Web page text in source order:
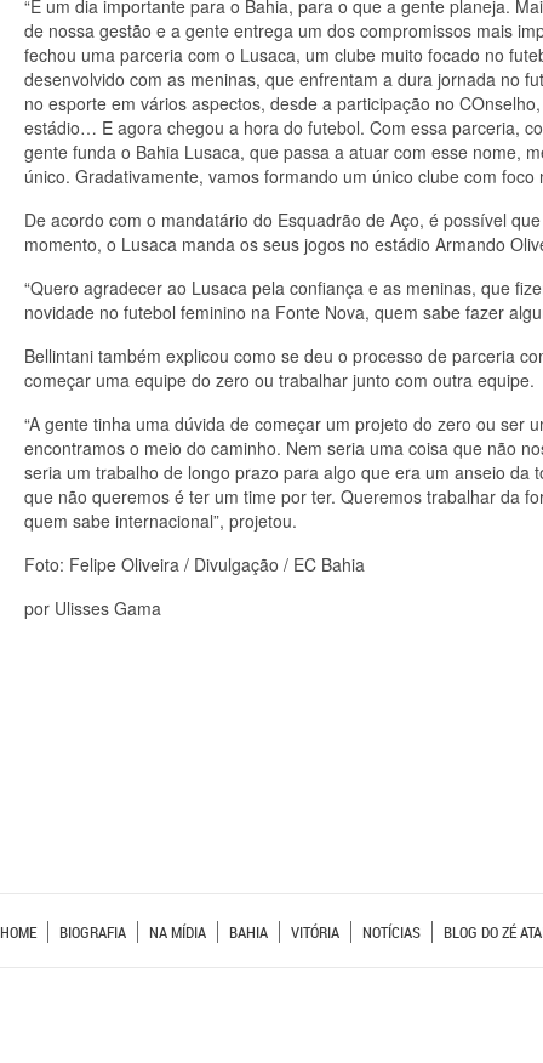
“É um dia importante para o Bahia, para o que a gente planeja.
de nossa gestão e a gente entrega um dos compromissos mais
fechou uma parceria com o Lusaca, um clube muito focado no
desenvolvido com as meninas, que enfrentam a dura jornada no
no esporte em vários aspectos, desde a participação no
estádio… E agora chegou a hora do futebol. Com essa parceria,
gente funda o Bahia Lusaca, que passa a atuar com esse nome,
único. Gradativamente, vamos formando um único clube com foco
De acordo com o mandatário do Esquadrão de Aço, é possível
momento, o Lusaca manda os seus jogos no estádio Armando
“Quero agradecer ao Lusaca pela confiança e as meninas, que
novidade no futebol feminino na Fonte Nova, quem sabe fazer
Bellintani também explicou como se deu o processo de parceria
começar uma equipe do zero ou trabalhar junto com outra equipe.
“A gente tinha uma dúvida de começar um projeto do zero ou ser
encontramos o meio do caminho. Nem seria uma coisa que não
seria um trabalho de longo prazo para algo que era um anseio
que não queremos é ter um time por ter. Queremos trabalhar da
quem sabe internacional”, projetou.
Foto: Felipe Oliveira / Divulgação / EC Bahia
por Ulisses Gama
HOME BIOGRAFIA NA MÍDIA BAHIA VITÓRIA NOTÍCIAS BLOG DO ZÉ